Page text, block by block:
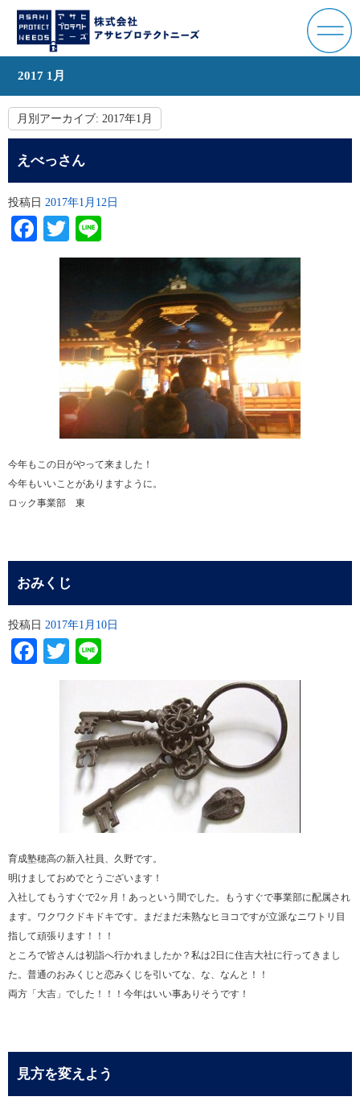
2017 1月
月別アーカイブ: 2017年1月
えべっさん
投稿日 2017年1月12日
Facebook
Twitter
今年もこの日がやって来ました！
今年もいいことがありますように。
ロック事業部 東
おみくじ
投稿日 2017年1月10日
Facebook
Twitter
育成塾穂高の新入社員、久野です。
明けましておめでとうございます！
入社してもうすぐで2ヶ月！あっという間でした。もうすぐで事業部に配属され
ます。ワクワクドキドキです。まだまだ未熟なヒヨコですが立派なニワトリ目
指して頑張ります！！！
ところで皆さんは初詣へ行かれましたか？私は2日に住吉大社に行ってきまし
た。普通のおみくじと恋みくじを引いてな、な、なんと！！
両方「大吉」でした！！！今年はいい事ありそうです！
見方を変えよう